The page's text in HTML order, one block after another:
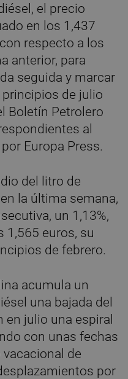
el precio
en los 1,437
respecto a los
anterior, para
seguida y marcar
de julio
Boletín Petrolero
al
Europa Press.
del litro de
la última semana,
un 1,13%,
1,565 euros, su
de febrero.
acumula un
una bajada del
en julio una espiral
con unas fechas
de
por